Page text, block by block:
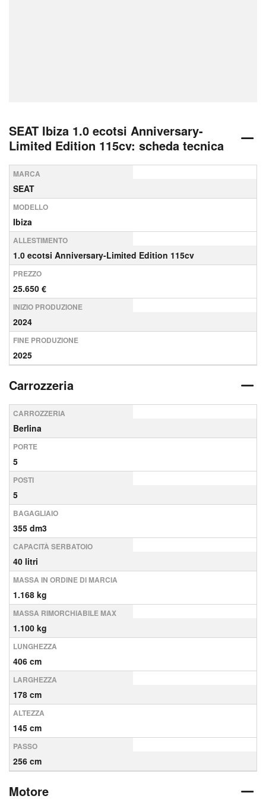
SEAT Ibiza 1.0 ecotsi Anniversary-
Limited Edition 115cv: scheda tecnica
MARCA
SEAT
MODELLO
Ibiza
ALLESTIMENTO
1.0 ecotsi Anniversary-Limited Edition 115cv
PREZZO
25.650 €
INIZIO PRODUZIONE
2024
FINE PRODUZIONE
2025
Carrozzeria
CARROZZERIA
Berlina
PORTE
5
POSTI
5
BAGAGLIAIO
355 dm3
CAPACITÀ SERBATOIO
40 litri
MASSA IN ORDINE DI MARCIA
1.168 kg
MASSA RIMORCHIABILE MAX
1.100 kg
LUNGHEZZA
406 cm
LARGHEZZA
178 cm
ALTEZZA
145 cm
PASSO
256 cm
Motore